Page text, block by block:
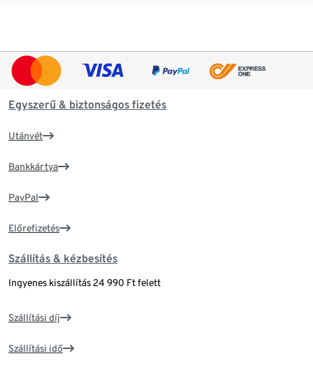
Egyszerű & biztonságos fizetés
Utánvét
Bankkártya
PayPal
Előrefizetés
Szállítás & kézbesítés
Ingyenes kiszállítás 24 990 Ft felett
Szállítási díj
Szállítási idő